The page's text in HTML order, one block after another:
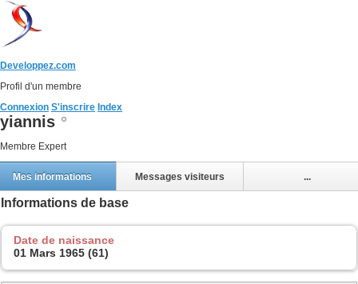
Developpez.com
Profil d'un membre
Connexion S'inscrire Index
yiannis
Membre Expert
Mes informations Messages visiteurs ...
Informations de base
Date de naissance
01 Mars 1965 (61)